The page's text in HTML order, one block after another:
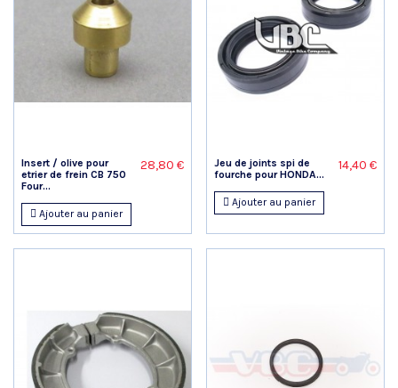
Insert / olive pour
etrier de frein CB 750
Four...
28,80 €
Ajouter au panier
Jeu de joints spi de
fourche pour HONDA...
14,40 €
Ajouter au panier